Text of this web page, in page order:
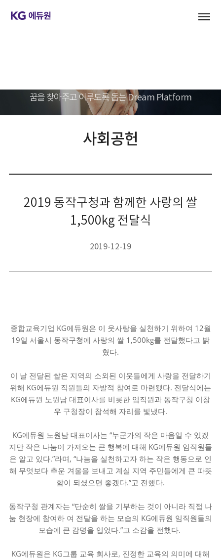
꿈을 찾아주고 이루도록 돕는 Dream Platform
사회공헌
2019 동작구청과 함께한 사랑의 쌀
1,500kg 전달식
2019-12-19
종합교육기업 KG에듀원은 이 웃사랑을 실천하기 위하여 12월
19일 서울시 동작구청에 사랑의 쌀 1,500kg를 전달했다고 밝
혔다.
이 날 전달된 쌀은 지역의 소외된 이웃들에게 사랑을 전달하기
위해 KG에듀원 직원들의 자발적 참여로 마련됐다. 전달식에는
KG에듀원 노원남 대표이사를 비롯한 임직원과 동작구청 이창
우 구청장이 참석해 자리를 빛냈다.
KG에듀원 노원남 대표이사는 “누군가의 작은 마음일 수 있겠
지만 작은 나눔이 가져오는 큰 행복에 대해 KG에듀원 임직원들
은 알고 있다.”라며, “나눔을 실천하고자 하는 작은 행동으로 인
해 무엇보다 추운 겨울을 보내고 계실 지역 주민들에게 큰 따뜻
함이 되셨으면 좋겠다.”고 전했다.
동작구청 관계자는 “단순히 쌀을 기부하는 것이 아니라 직접 나
눔 현장에 참여하 여 전달을 하는 모습의 KG에듀원 임직원들의
모습에 큰 감명을 입었다.”고 소감을 전했다.
KG에듀원은 KG그룹 교육 회사로, 진정한 교육의 의미에 대해